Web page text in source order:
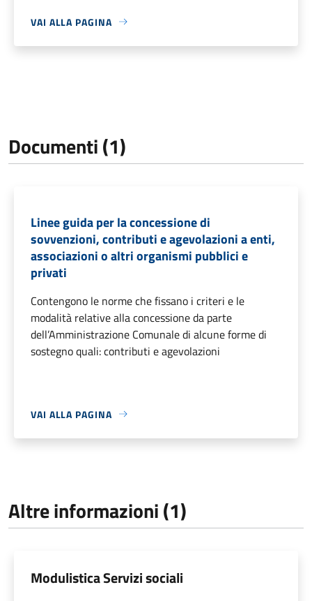
VAI ALLA PAGINA
Documenti (1)
Linee guida per la concessione di
sovvenzioni, contributi e agevolazioni a enti,
associazioni o altri organismi pubblici e
privati
Contengono le norme che fissano i criteri e le
modalità relative alla concessione da parte
dell’Amministrazione Comunale di alcune forme di
sostegno quali: contributi e agevolazioni
VAI ALLA PAGINA
Altre informazioni (1)
Modulistica Servizi sociali